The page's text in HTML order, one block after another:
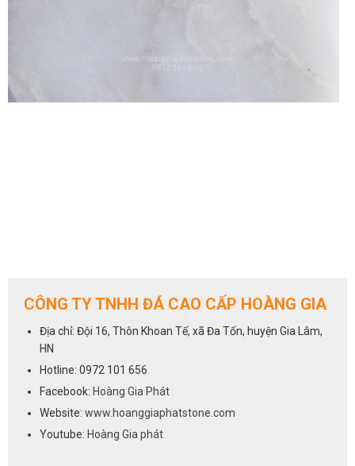
CÔNG TY TNHH ĐÁ CAO CẤP HOÀNG GIA
Địa chỉ: Đội 16, Thôn Khoan Tế, xã Đa Tốn, huyện Gia Lâm,
HN
Hotline: 0972 101 656
Facebook: Hoàng Gia Phát
Website: www.hoanggiaphatstone.com
Youtube: Hoàng Gia phát